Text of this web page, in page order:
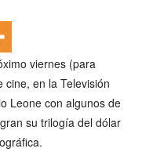
viernes (para
en la Televisión
Leone con algunos de
su trilogía del dólar